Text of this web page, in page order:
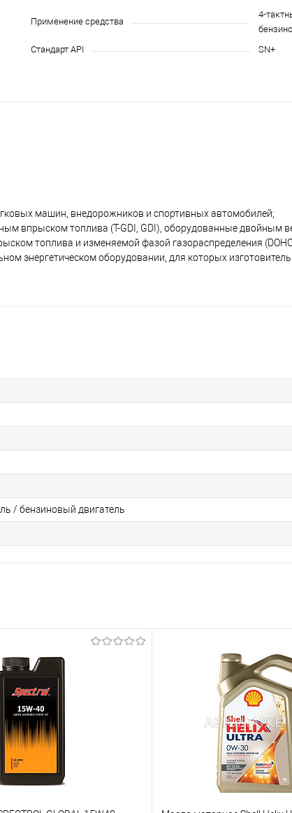
Применение средства
4-
Стандарт API
SN+
машин, внедорожников и спортивных автомобилей;
впрыском топлива (T-GDI, GDI), оборудованные двойным
топлива и изменяемой фазой газораспределения
энергетическом оборудовании, для которых
/ бензиновый двигатель